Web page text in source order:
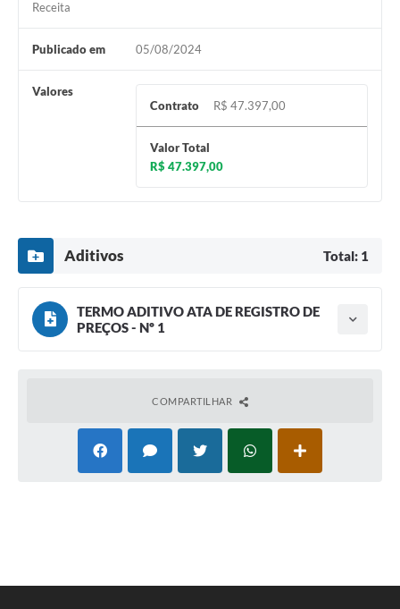
Receita
Publicado em 05/08/2024
Valores
Contrato
R$ 47.397,00
Valor Total
R$ 47.397,00
Aditivos Total: 1
TERMO ADITIVO ATA DE REGISTRO DE
PREÇOS - Nº 1
Tipo do termo: Termo Aditivo
Vigência: 05/08/2026COMPARTILHAR